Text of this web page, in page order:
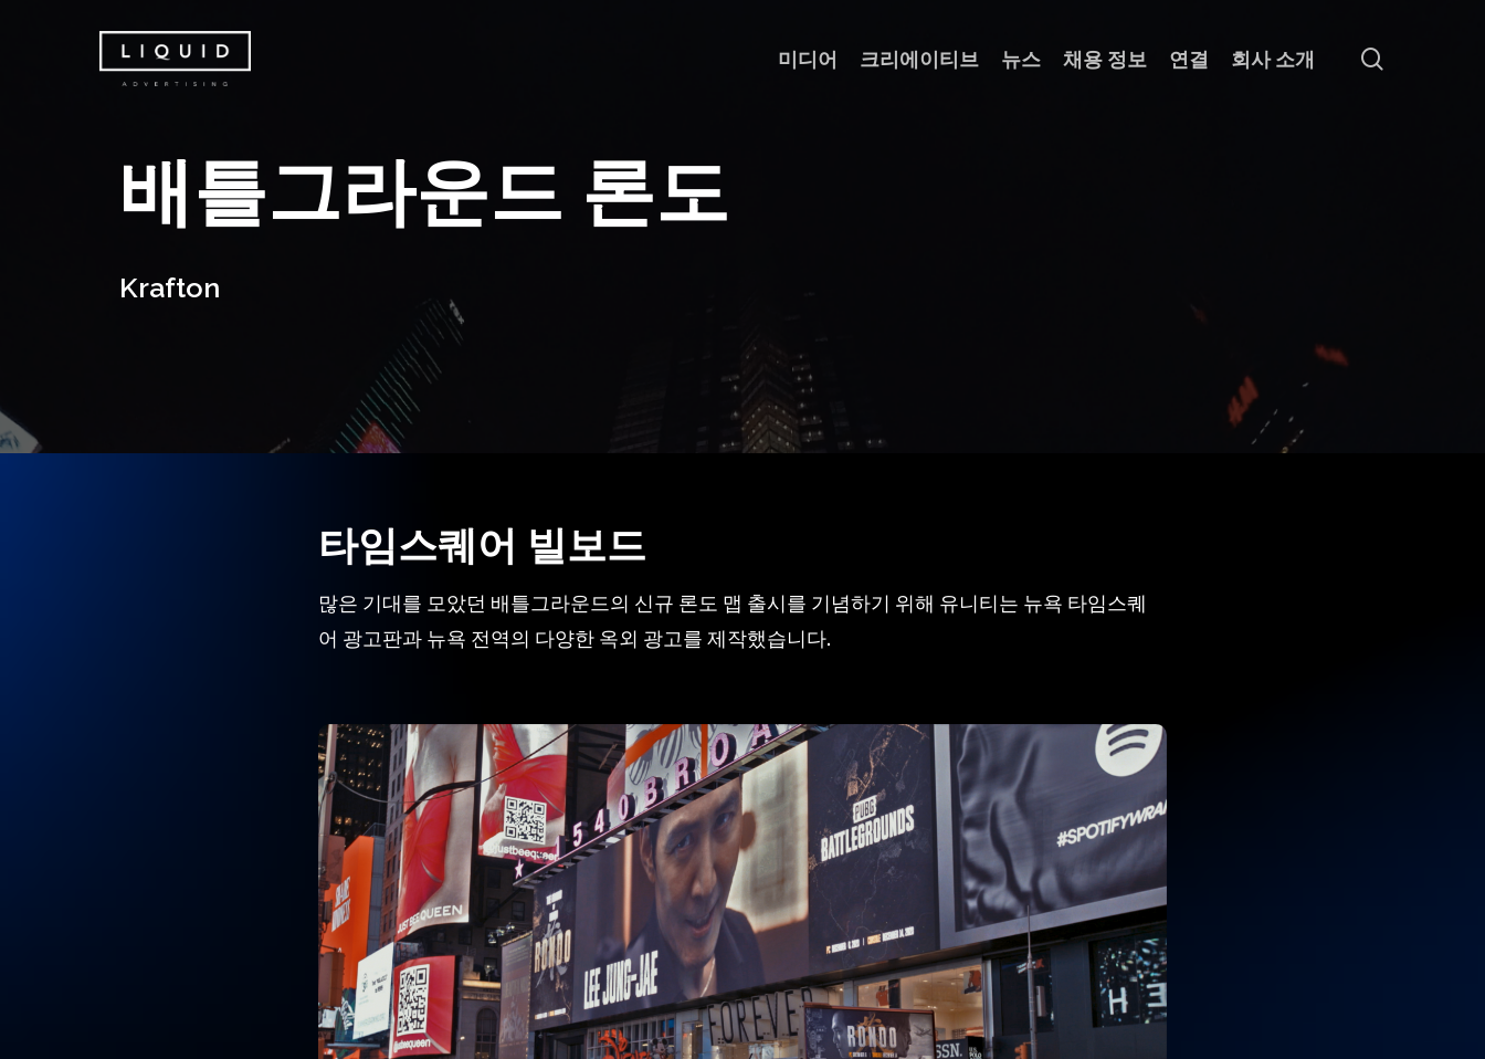
미디어 크리에이티브 뉴스 채용 정보 연결 회사 소개
배틀그라운드 론도
Krafton
타임스퀘어 빌보드
많은 기대를 모았던 배틀그라운드의 신규 론도 맵 출시를 기념하기 위해 유니티는 뉴욕 타임스퀘
어 광고판과 뉴욕 전역의 다양한 옥외 광고를 제작했습니다.